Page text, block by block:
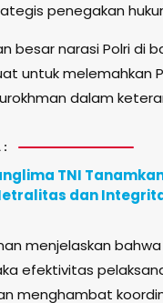
penegakan
besar narasi Polri di
untuk melemahkan
dalam
TNI
dan
menjelaskan
efektivitas
menghambat